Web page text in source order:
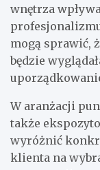
wnętrza
mogą sprawić,
będzie
W aranżacji
także
wyróżnić
klienta na